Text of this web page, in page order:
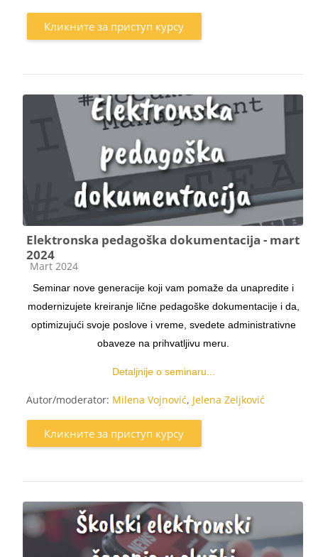
Кликните за приступ курсу
Elektronska pedagoška dokumentacija - mart
2024
Категорија курса
Mart 2024
Seminar nove generacije koji vam pomaže da unapredite i
modernizujete kreiranje lične pedagoške dokumentacije i da,
optimizujući svoje poslove i vreme, svedete administrativne
obaveze na prihvatljivu meru.
Detaljnije o seminaru...
Autor/moderator: Milena Vojnović, Jelena Zeljković
Кликните за приступ курсу